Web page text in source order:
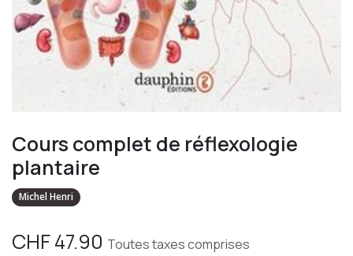
Cours complet de réflexologie
plantaire
Michel Henri
CHF47.90 Toutes taxes comprises